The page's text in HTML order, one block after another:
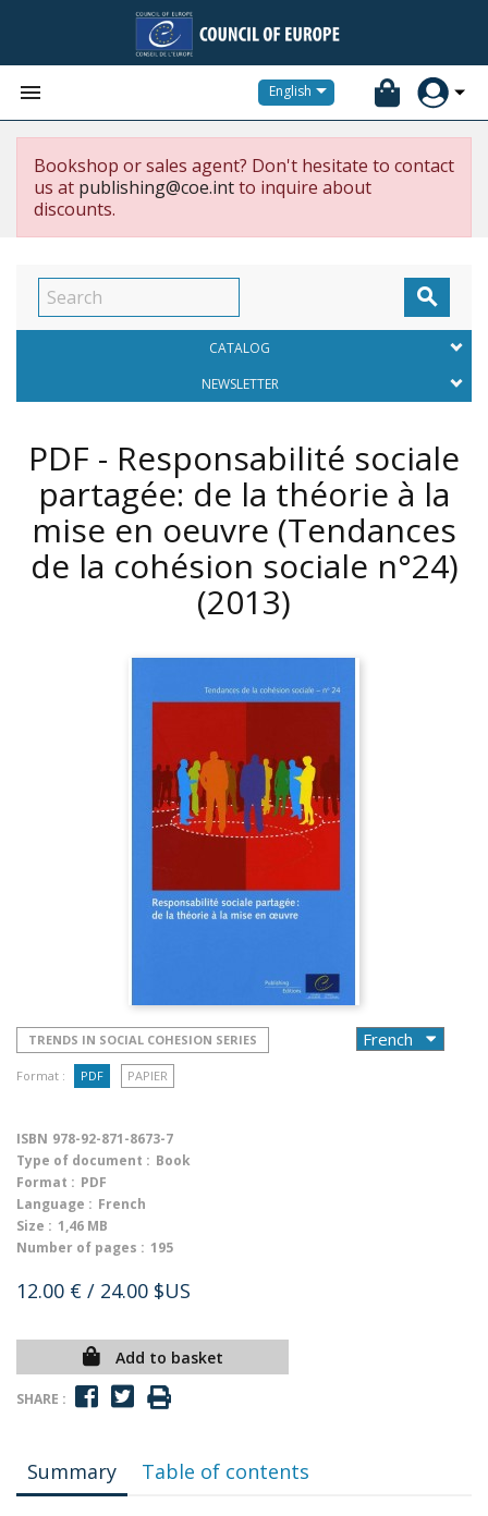
 English
Bookshop or sales agent? Don't hesitate to contact
us at publishing@coe.intto inquire about
discounts.

CATALOG
NEWSLETTER
PDF - Responsabilité sociale
partagée: de la théorie à la
mise en oeuvre (Tendances
de la cohésion sociale n°24)
(2013)
TRENDS IN SOCIAL COHESION SERIES
Format : PDF PAPIER
ISBN 978-92-871-8673-7
Type of document : Book
Format : PDF
Language : French
Size : 1,46 MB
Number of pages : 195
12.00 € / 24.00 $US
Add to basket
SHARE :
Summary Table of contents